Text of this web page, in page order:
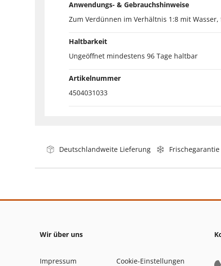
Anwendungs- & Gebrauchshinweise
Zum Verdünnen im Verhältnis 1:8 mit
Haltbarkeit
Ungeöffnet mindestens 96 Tage haltbar
Artikelnummer
4504031033
Deutschlandweite Lieferung Frischegarantie
Wir über uns
Impressum
Cookie-Einstellungen